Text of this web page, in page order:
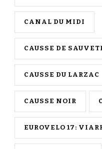
CANAL DU MIDI
CAUSSE DE
CAUSSE DU LARZAC
CAUSSE NOIR
EUROVELO 17: